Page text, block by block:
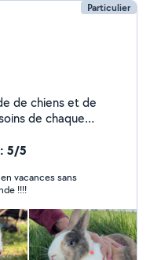
Particulier
de chiens et de
de chaque
avec
5/5
vacances sans
!!!!